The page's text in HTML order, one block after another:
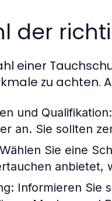
der
einer
zu achten.
und Qualifikation:
an. Sie sollten
Wählen Sie eine
anbietet,
Informieren Sie